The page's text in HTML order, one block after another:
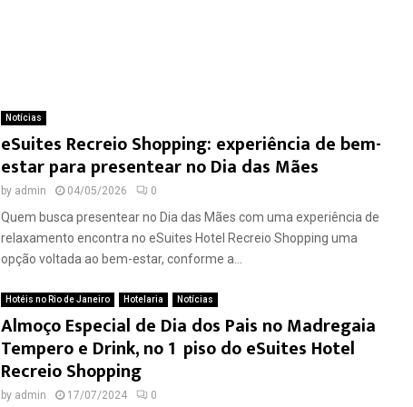
Notícias
eSuites Recreio Shopping: experiência de bem-
estar para presentear no Dia das Mães
by admin 04/05/2026 0
Quem busca presentear no Dia das Mães com uma experiência de
relaxamento encontra no eSuites Hotel Recreio Shopping uma
opção voltada ao bem-estar, conforme a...
Hotéis no Rio de Janeiro Hotelaria Notícias
Almoço Especial de Dia dos Pais no Madregaia
Tempero e Drink, no 1º piso do eSuites Hotel
Recreio Shopping
by admin 17/07/2024 0